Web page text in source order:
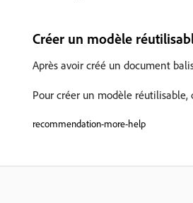
Créer un modèle
Après avoir créé un document
Pour créer un modèle réutilisable,
recommendation-more-help